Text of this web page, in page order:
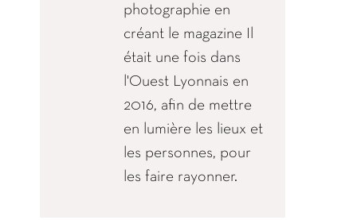
photographie en
créant le magazine Il
était une fois dans
l'Ouest Lyonnais en
2016, afin de mettre
en lumière les lieux et
les personnes, pour
les faire rayonner.